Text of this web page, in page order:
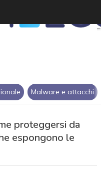
Malware e attacchi
proteggersi da
espongono le